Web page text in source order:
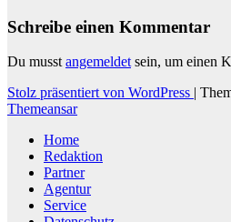
Schreibe einen Kommentar
Du musst angemeldet sein, um einen
Stolz präsentiert von WordPress |
Themeansar
Home
Redaktion
Partner
Agentur
Service